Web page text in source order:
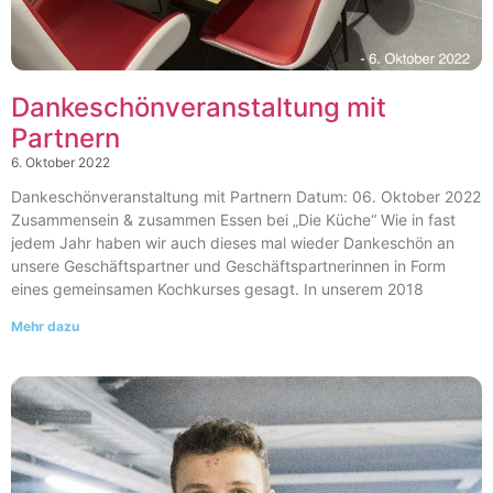
Dankeschönveranstaltung mit
Partnern
6. Oktober 2022
Dankeschönveranstaltung mit Partnern Datum: 06. Oktober 2022
Zusammensein & zusammen Essen bei „Die Küche“ Wie in fast
jedem Jahr haben wir auch dieses mal wieder Dankeschön an
unsere Geschäftspartner und Geschäftspartnerinnen in Form
eines gemeinsamen Kochkurses gesagt. In unserem 2018
Mehr dazu